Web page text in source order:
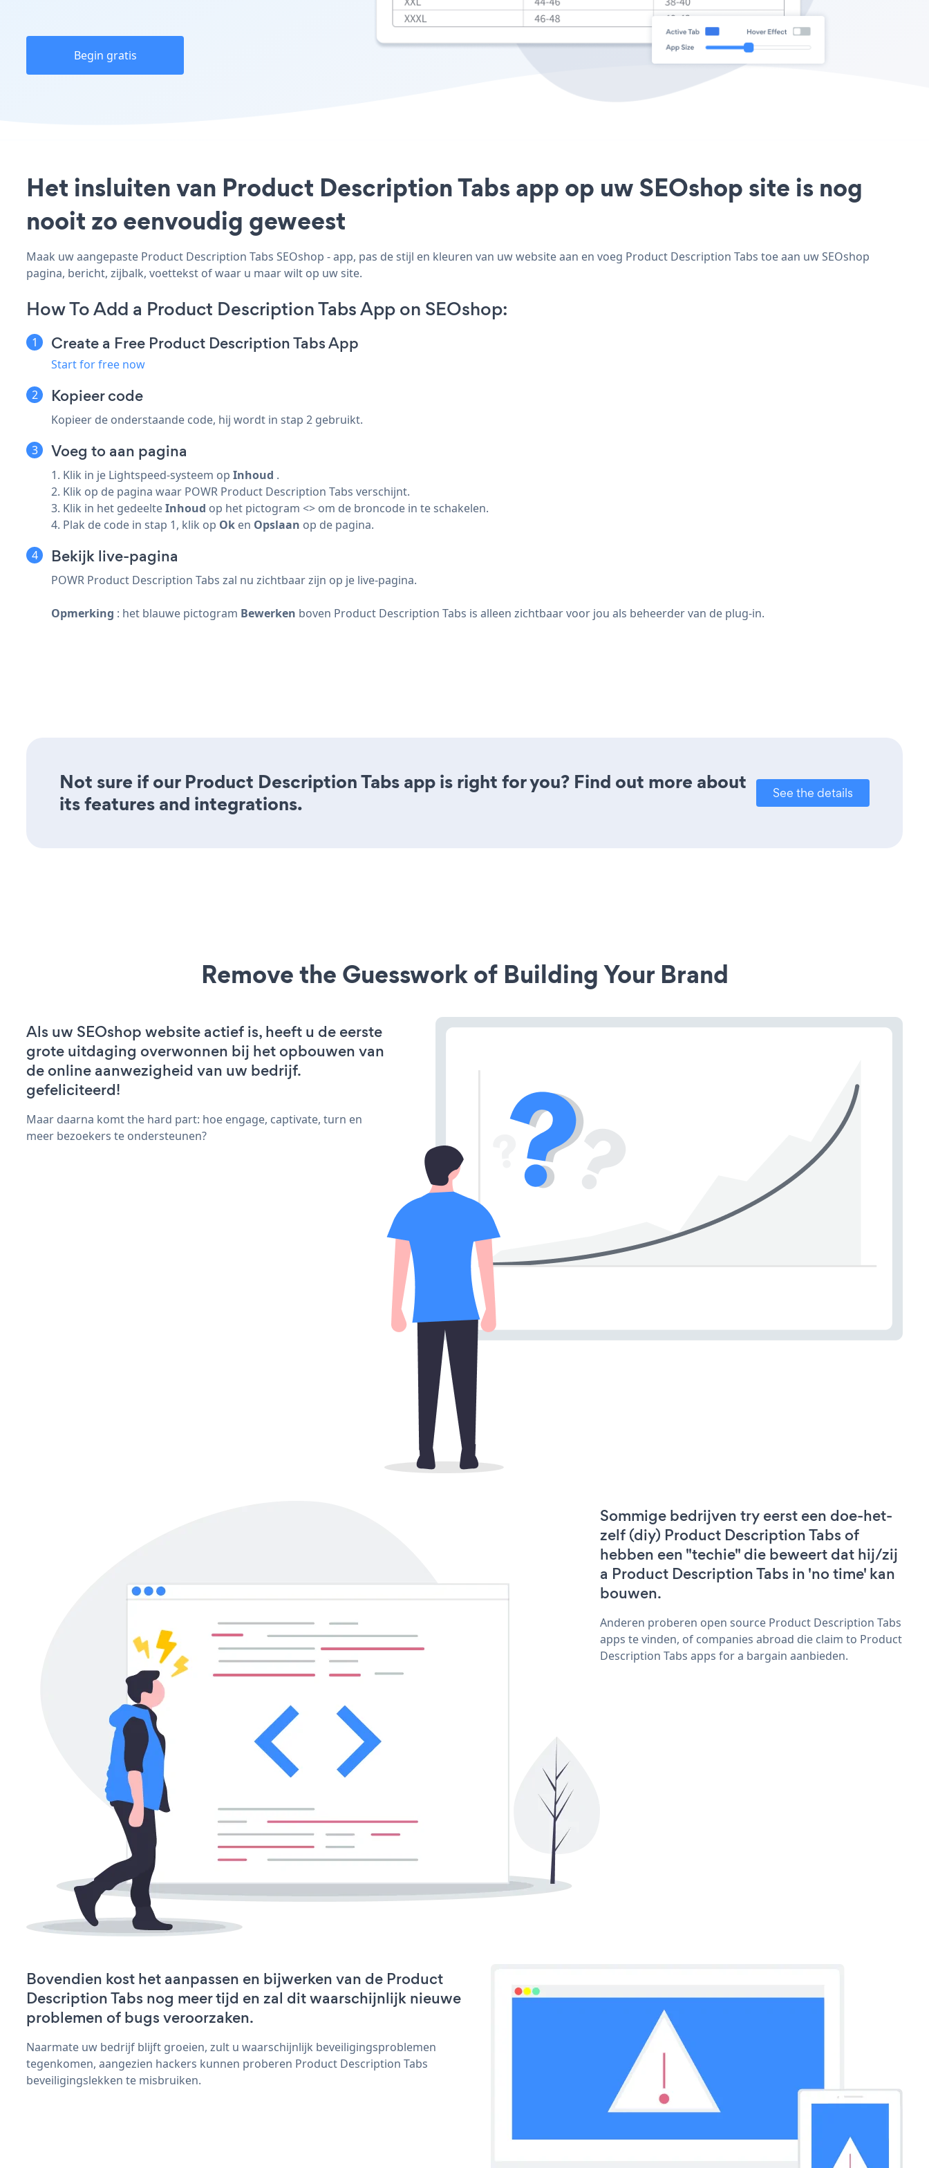
Begin gratis
Het insluiten van Product Description Tabs app op uw SEOshop site is nog
nooit zo eenvoudig geweest
Maak uw aangepaste Product Description Tabs SEOshop - app, pas de stijl en kleuren van uw website aan en voeg Product Description Tabs toe aan uw SEOshop
pagina, bericht, zijbalk, voettekst of waar u maar wilt op uw site.
How To Add a Product Description Tabs App on SEOshop:
Create a Free Product Description Tabs App
Start for free now
Kopieer code
Kopieer de onderstaande code, hij wordt in stap 2 gebruikt.
Voeg to aan pagina
1. Klik in je Lightspeed-systeem op Inhoud .
2. Klik op de pagina waar POWR Product Description Tabs verschijnt.
3. Klik in het gedeelteInhoud op het pictogram <> om de broncode in te schakelen.
4. Plak de code in stap 1, klik op Ok en Opslaan op de pagina.
Bekijk live-pagina
POWR Product Description Tabs zal nu zichtbaar zijn op je live-pagina.
Opmerking : het blauwe pictogram Bewerken boven Product Description Tabs is alleen zichtbaar voor jou als beheerder van de plug-in.
Not sure if our Product Description Tabs app is right for you? Find out more about
its features and integrations.
See the details
Remove the Guesswork of Building Your Brand
Als uw SEOshop website actief is, heeft u de eerste
grote uitdaging overwonnen bij het opbouwen van
de online aanwezigheid van uw bedrijf.
gefeliciteerd!
Maar daarna komt the hard part: hoe engage, captivate, turn en
meer bezoekers te ondersteunen?
Sommige bedrijven try eerst een doe-het-
zelf (diy) Product Description Tabs of
hebben een "techie" die beweert dat hij/zij
a Product Description Tabs in 'no time' kan
bouwen.
Anderen proberen open source Product Description Tabs
apps te vinden, of companies abroad die claim to Product
Description Tabs apps for a bargain aanbieden.
Bovendien kost het aanpassen en bijwerken van de Product
Description Tabs nog meer tijd en zal dit waarschijnlijk nieuwe
problemen of bugs veroorzaken.
Naarmate uw bedrijf blijft groeien, zult u waarschijnlijk beveiligingsproblemen
tegenkomen, aangezien hackers kunnen proberen Product Description Tabs
beveiligingslekken te misbruiken.